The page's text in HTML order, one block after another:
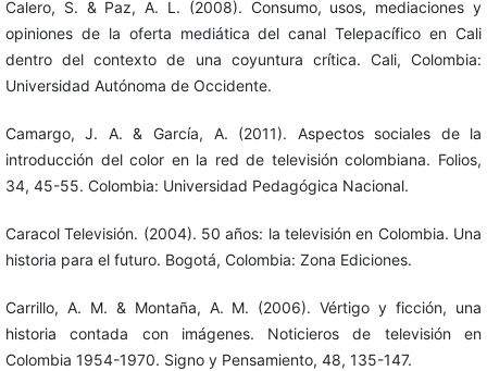
Calero, S. & Paz, A. L. (2008). Consumo, usos, mediaciones y
opiniones de la oferta mediática del canal Telepacífico en Cali
dentro del contexto de una coyuntura crítica. Cali, Colombia:
Universidad Autónoma de Occidente.
Camargo, J. A. & García, A. (2011). Aspectos sociales de la
introducción del color en la red de televisión colombiana. Folios,
34, 45-55. Colombia: Universidad Pedagógica Nacional.
Caracol Televisión. (2004). 50 años: la televisión en Colombia. Una
historia para el futuro. Bogotá, Colombia: Zona Ediciones.
Carrillo, A. M. & Montaña, A. M. (2006). Vértigo y ficción, una
historia contada con imágenes. Noticieros de televisión en
Colombia 1954-1970. Signo y Pensamiento, 48, 135-147.